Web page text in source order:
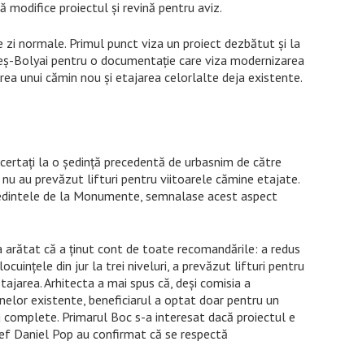
modifice proiectul și revină pentru aviz.
zi normale. Primul punct viza un proiect dezbătut și la
Bolyai pentru o documentație care viza modernizarea
unui cămin nou și etajarea celorlalte deja existente.
la o ședință precedentă de urbasnim de către
au prevăzut lifturi pentru viitoarele cămine etajate.
de la Monumente, semnalase acest aspect
că a ținut cont de toate recomandările: a redus
din jur la trei niveluri, a prevăzut lifturi pentru
Arhitecta a mai spus că, deși comisia a
existente, beneficiarul a optat doar pentru un
Primarul Boc s-a interesat dacă proiectul e
Daniel Pop au confirmat că se respectă